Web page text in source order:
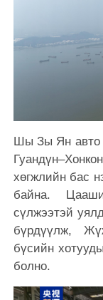
Шы Зы Ян авто
хөгжлийн бас
байна.
сүлжээтэй
бүрдүүлж,
бүсийн
болно.